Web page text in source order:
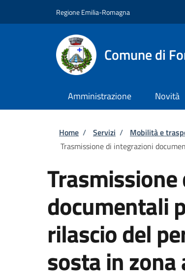
Regione Emilia-Romagna
Comune di
Amministrazione Novità
Briciole di
Home / Servizi / Mobilità e
Trasmissione di integrazioni
documentali
rilascio del
sosta in